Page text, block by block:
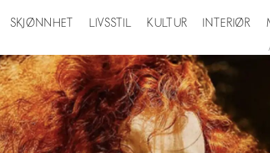
SKJØNNHET LIVSSTIL KULTUR INTERIØR